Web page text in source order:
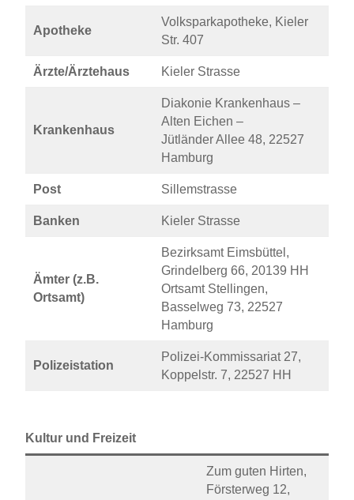
Apotheke
Volksparkapotheke, Kieler
Str. 407
Ärzte/Ärztehaus Kieler Strasse
Krankenhaus
Diakonie Krankenhaus –
Alten Eichen –
Jütländer Allee 48, 22527
Hamburg
Post Sillemstrasse
Banken Kieler Strasse
Ämter (z.B.
Ortsamt)
Bezirksamt Eimsbüttel,
Grindelberg 66, 20139 HH
Ortsamt Stellingen,
Basselweg 73, 22527
Hamburg
Polizeistation
Polizei-Kommissariat 27,
Koppelstr. 7, 22527 HH
Kultur und Freizeit
Zum guten Hirten,
Försterweg 12,